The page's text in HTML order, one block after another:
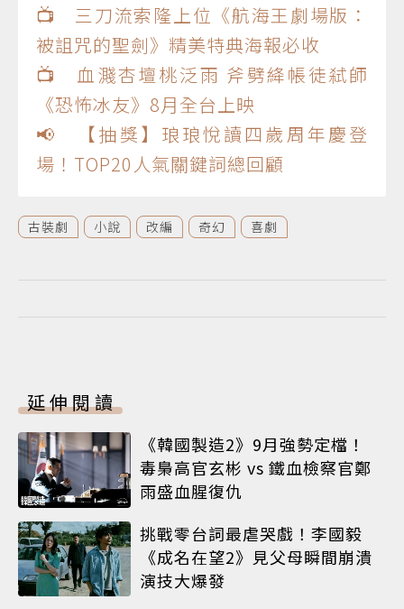
📺 三刀流索隆上位《航海王劇場版：
被詛咒的聖劍》精美特典海報必收
📺 血濺杏壇桃泛雨 斧劈絳帳徒弒師
《恐怖冰友》8月全台上映
📢 【抽獎】琅琅悅讀四歲周年慶登
場！TOP20人氣關鍵詞總回顧
古裝劇 小說 改編 奇幻 喜劇
延伸閱讀
《韓國製造2》9月強勢定檔！
毒梟高官玄彬 vs 鐵血檢察官鄭
雨盛血腥復仇
挑戰零台詞最虐哭戲！李國毅
《成名在望2》見父母瞬間崩潰
演技大爆發